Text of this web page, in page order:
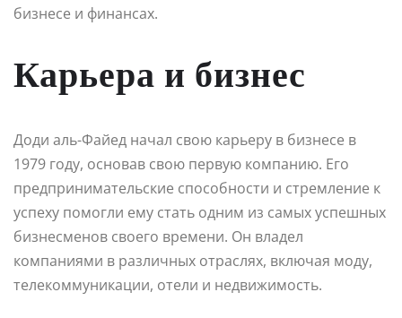
бизнесе и финансах.
Карьера и бизнес
Доди аль-Файед начал свою карьеру в бизнесе в
1979 году, основав свою первую компанию. Его
предпринимательские способности и стремление к
успеху помогли ему стать одним из самых успешных
бизнесменов своего времени. Он владел
компаниями в различных отраслях, включая моду,
телекоммуникации, отели и недвижимость.